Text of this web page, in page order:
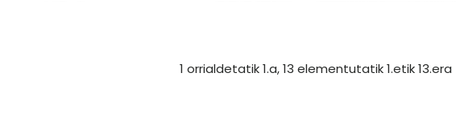
1 orrialdetatik 1.a, 13 elementutatik 1.etik 13.era